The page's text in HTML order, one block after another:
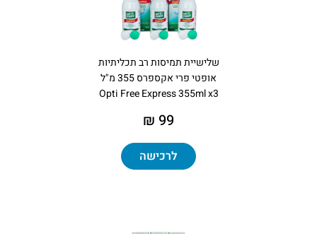
שלישיית תמיסות רב תכליתיות
אופטי פרי אקספרס 355 מ"ל
Opti Free Express 355ml x3
99 ₪
לרכישה